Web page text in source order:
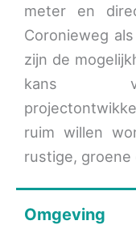
meter en
Coronieweg
zijn de
kans
ruim willen
rustige, groene
Omgeving